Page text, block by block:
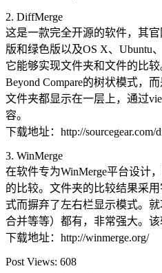
2. DiffMerge
这是一款完全开源的软件，其
版和绿色版以及OS X、Ubuntu
它能够实现文件夹和文件的比
Beyond Compare的树状模式，
文件夹都显示在一层上，通过
容。
下载地址：http://sourcegear.com/
3. WinMerge
在软件专为WinMerge平台设计
的比较。文件夹的比较结果采
式而摒弃了左右栏显示模式。
合并等等）都有，非常强大。该
下载地址：http://winmerge.org/
Post Views: 608